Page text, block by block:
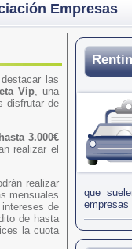
Empresas
las
Vip, una
disfrutar de
3.000€
realizar el
realizar
mensuales
de
de hasta
la cuota
que